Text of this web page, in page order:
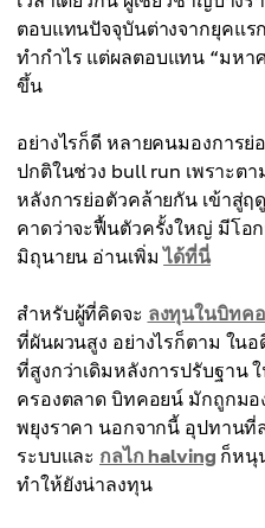
ตอบแทนปัจจุบันต่างจากยุคแร
ทำกำไร แต่ผลตอบแทน “มหา
ขึ้น
อย่างไรก็ดี หลายคนมองการย่
ปกติในช่วง bull run เพราะต
หลังการย่อตัวคล้ายกัน เข้าสู่ฤ
คาดว่าจะฟื้นตัวครั้งใหญ่ มีโอ
มิถุนายน อ่านเพิ่มได้ที่นี่
สำหรับผู้ที่คิดจะ ลงทุนในบิทค
ที่ผันผวนสูง อย่างไรก็ตาม ใน
ที่สูงกว่าเดิมหลังการปรับฐาน
ครองตลาด บิทคอยน์ มักถูกมอ
พยุงราคา นอกจากนี้ อุปทานที่
ระบบและ กลไก halving ก็หนุ
ทำให้ยังน่าลงทุน